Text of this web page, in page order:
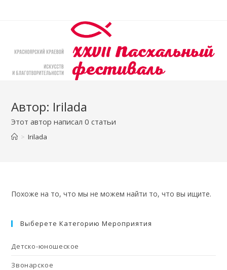
Автор: Irilada
Этот автор написал 0 статьи
> Irilada
Похоже на то, что мы не можем найти то, что вы ищите.
Выберете Категорию Мероприятия
Детско-юношеское
Звонарское